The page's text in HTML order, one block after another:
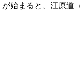
始まると、江原